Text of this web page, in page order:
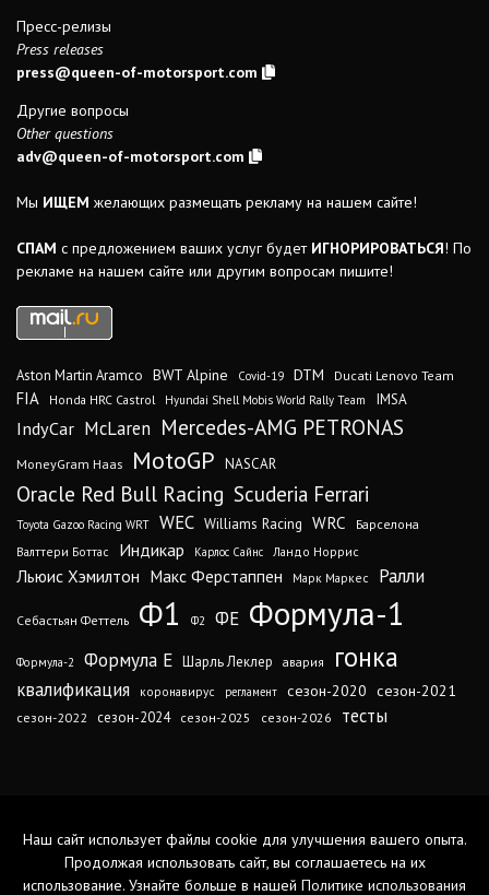
Пресс-релизы
Press releases
press@queen-of-motorsport.com
Другие вопросы
Other questions
adv@queen-of-motorsport.com
Мы ИЩЕМ желающих размещать рекламу на нашем сайте!
СПАМ с предложением ваших услуг будет ИГНОРИРОВАТЬСЯ! По
рекламе на нашем сайте или другим вопросам пишите!
Aston Martin Aramco BWT Alpine Covid-19 DTM Ducati Lenovo Team
FIA Honda HRC Castrol Hyundai Shell Mobis World Rally Team IMSA
IndyCar McLaren Mercedes-AMG PETRONAS
MoneyGram Haas MotoGP NASCAR
Oracle Red Bull Racing Scuderia Ferrari
Toyota Gazoo Racing WRT WEC Williams Racing WRC
Барселона
Валттери Боттас
Индикар Карлос Сайнс Ландо Норрис
Льюис Хэмилтон Макс Ферстаппен Марк Маркес Ралли
Себастьян Феттель Ф1 Ф2 ФЕ Формула-1
Формула-2 Формула Е Шарль Леклер авария гонка
квалификация коронавирус регламент сезон-2020 сезон-2021
сезон-2022 сезон-2024 сезон-2025 сезон-2026 тесты
Наш сайт использует файлы cookie для улучшения вашего опыта.
Продолжая использовать сайт, вы соглашаетесь на их
использование. Узнайте больше в нашей Политике использования